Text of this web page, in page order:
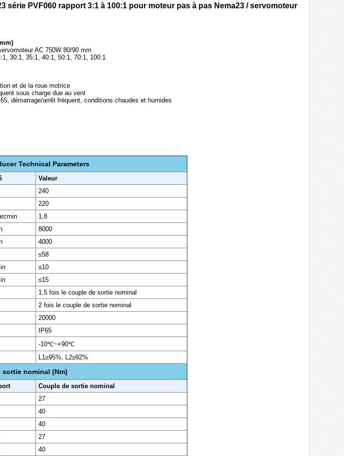
série PVF060 rapport 3:1 à 100:1 pour moteur pas à pas Nema23 / servomoteur
AC 750W 80/90 mm
30:1, 35:1, 40:1, 50:1, 70:1, 100:1
et de la roue motrice
sous charge due au vent
démarrage/arrêt fréquent, conditions chaudes et humides
Technical Parameters
Valeur
240
220
1,8
8000
4000
≤58
≤10
≤15
1,5 fois le couple de sortie nominal
2 fois le couple de sortie nominal
20000
IP65
-10℃~+90℃
L1≥95%, L2≥92%
sortie nominal (Nm)
Couple de sortie nominal
27
40
40
27
40